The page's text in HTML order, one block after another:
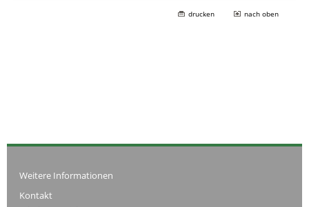
drucken nach oben
Weitere Informationen
Kontakt